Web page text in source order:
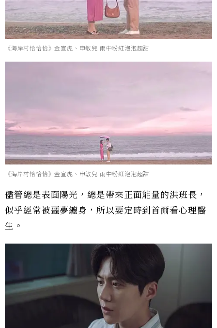
《海岸村恰恰恰》金宣虎、申敏兒 雨中粉紅泡泡超甜
《海岸村恰恰恰》金宣虎、申敏兒 雨中粉紅泡泡超甜
儘管總是表面陽光，總是帶來正面能量的洪班長，
似乎經常被噩夢纏身，所以要定時到首爾看心理醫
生。